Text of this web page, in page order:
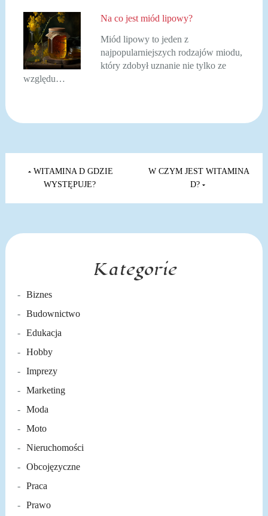
Na co jest miód lipowy?
Miód lipowy to jeden z
najpopularniejszych rodzajów miodu,
który zdobył uznanie nie tylko ze
względu…
Nawigacja
wpisu
WITAMINA D GDZIE
WYSTĘPUJE?
W CZYM JEST WITAMINA
D?
Kategorie
Biznes
Budownictwo
Edukacja
Hobby
Imprezy
Marketing
Moda
Moto
Nieruchomości
Obcojęzyczne
Praca
Prawo